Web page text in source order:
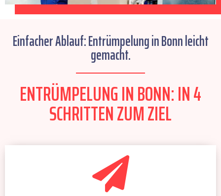
Einfacher Ablauf: Entrümpelung in Bonn leicht
gemacht.
ENTRÜMPELUNG IN BONN: IN 4
SCHRITTEN ZUM ZIEL